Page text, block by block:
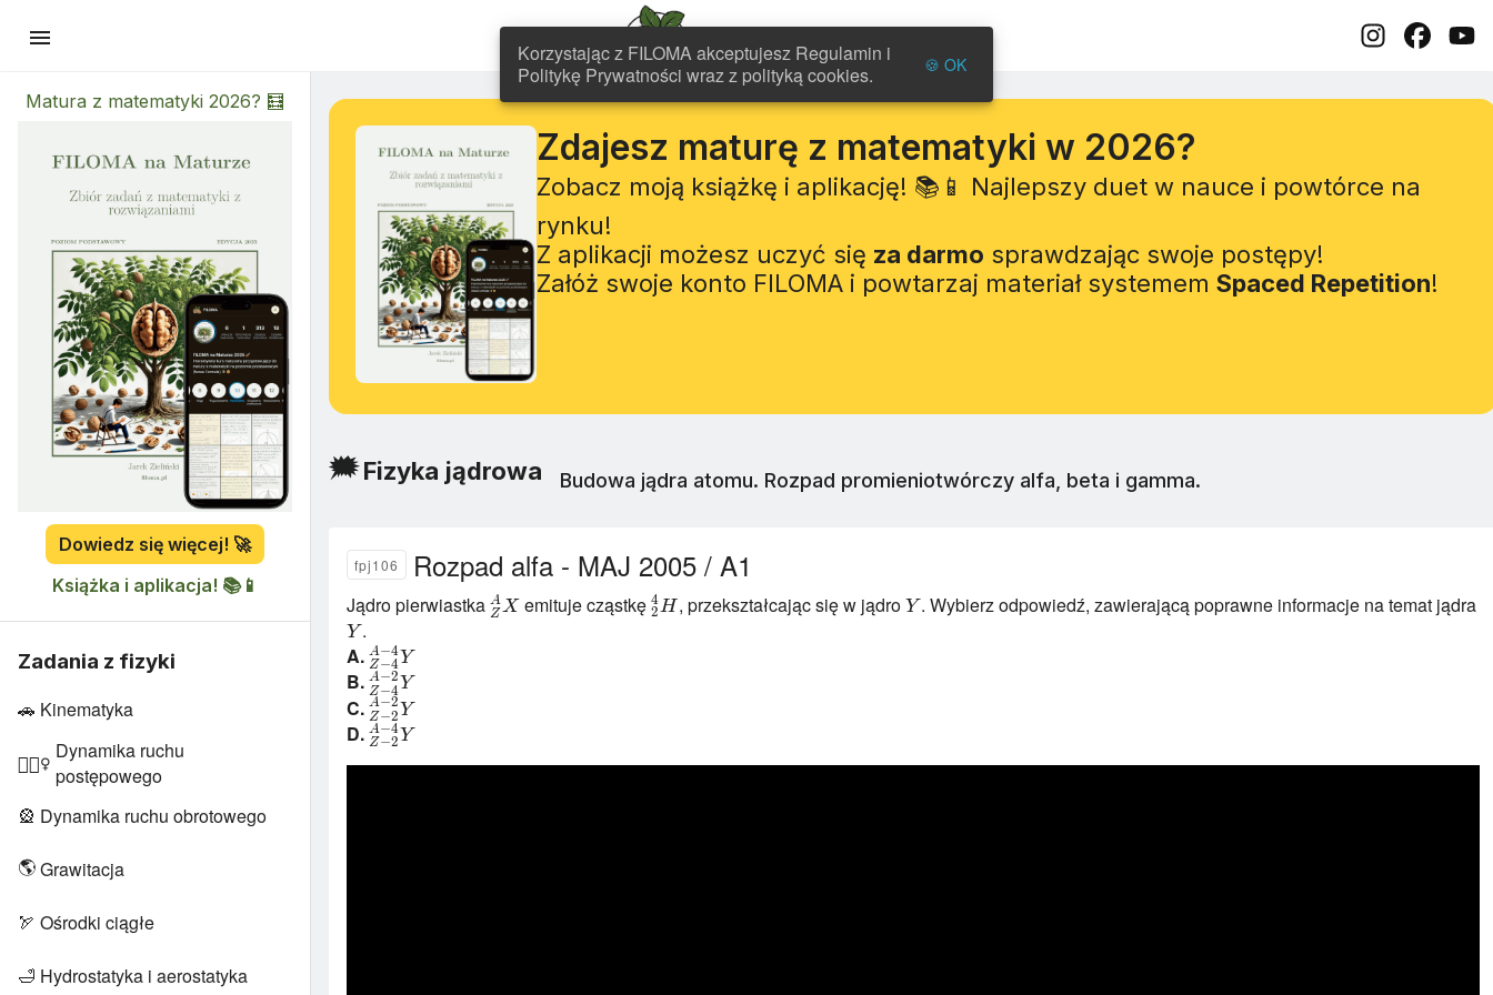
menu FILOMA
Matura z matematyki 2026? 🧮
Dowiedz się więcej! 🚀
Książka i aplikacja! 📚📱
Zadania z fizyki
🚗 Kinematyka
🏋🏻‍♀️ Dynamika ruchu
postępowego
🎡 Dynamika ruchu obrotowego
🌎Grawitacja
🏹 Ośrodki ciągłe
🛁 Hydrostatyka i aerostatyka
Zdajesz maturę z matematyki w 2026?
Zobacz moją książkę i aplikację! 📚📱 Najlepszy duet w nauce i powtórce na
rynku!
Z aplikacji możesz uczyć się za darmo sprawdzając swoje postępy!
Załóż swoje konto FILOMA i powtarzaj materiał systemem Spaced Repetition!
🗯Fizyka jądrowa Budowa jądra atomu. Rozpad promieniotwórczy alfa, beta i gamma.
fpj106 Rozpad alfa - MAJ 2005 / A1
Jądro pierwiastka^{A}_{Z}X
Z
AX emituje cząstkę^{4}_{2}H
2
4H , przekształcając się w jądroY
Y . Wybierz odpowiedź, zawierającą poprawne informacje na temat jądra
Y
Y .
A.^{A-
4}_{Z-
4}Y
Z−4
A−4 Y
B.^{A-
2}_{Z-
4}Y
Z−4
A−2 Y
C.^{A-
2}_{Z-
2}Y
Z−2
A−2 Y
D.^{A-
Z−2
A−4 Y
Korzystając z FILOMA akceptujesz Regulamin i
Politykę Prywatności wraz z polityką cookies.
🍪 OK